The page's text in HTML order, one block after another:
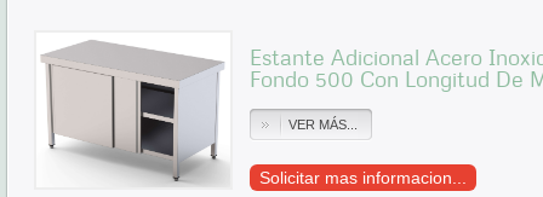
Estante Adicional Acero
Fondo 500 Con Longitud De
VER MÁS...
Solicitar mas informacion...